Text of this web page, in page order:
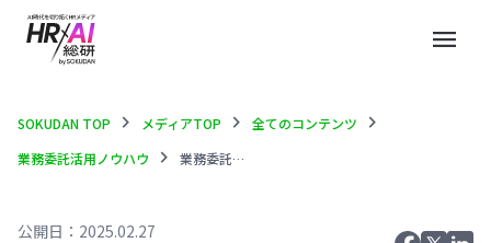
menu
SOKUDAN TOP chevron_right メディアTOP chevron_right 全てのコンテンツ chevron_right
業務委託活用ノウハウ chevron_right 業務委託で源泉徴収票の発行義務はある？対象範囲や支払調書との関係を解説
公開日：2025.02.27